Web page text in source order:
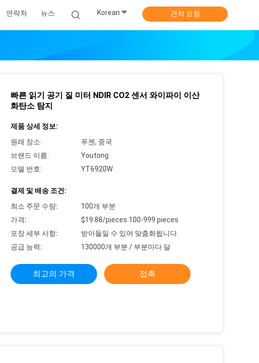
연락처 뉴스 Korean 견적 요청
빠른 읽기 공기 질 미터 NDIR CO2 센서 와이파이 이산
화탄소 탐지
제품 상세 정보:
원래 장소:
푸젠, 중국
브랜드 이름:
Youtong
모델 번호:
YT6920W
결제 및 배송 조건:
최소 주문 수량:
100개 부분
가격:
$19.88/pieces 100-999 pieces
포장 세부 사항:
받아들일 수 있어 맞춤화됩니다
공급 능력:
130000개 부분 / 부분마다 달
최고의 가격 접촉